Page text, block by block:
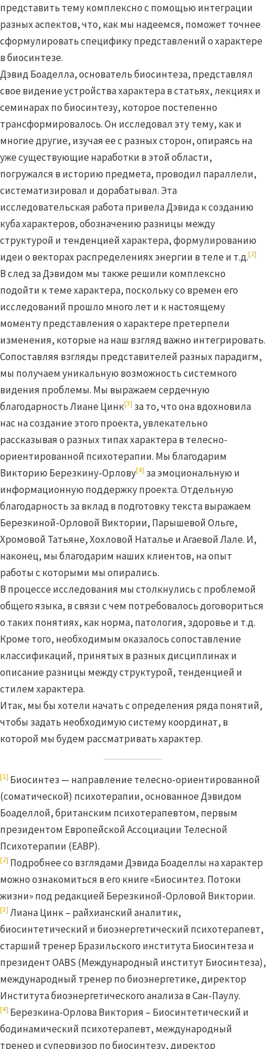
представить тему комплексно с помощью интеграции
разных аспектов, что, как мы надеемся, поможет точнее
сформулировать специфику представлений о характере
в биосинтезе.
Дэвид Боаделла, основатель биосинтеза, представлял
свое видение устройства характера в статьях, лекциях и
семинарах по биосинтезу, которое постепенно
трансформировалось. Он исследовал эту тему, как и
многие другие, изучая ее с разных сторон, опираясь на
уже существующие наработки в этой области,
погружался в историю предмета, проводил параллели,
систематизировал и дорабатывал. Эта
исследовательская работа привела Дэвида к созданию
куба характеров, обозначению разницы между
структурой и тенденцией характера, формулированию
идеи о векторах распределениях энергии в теле и т.д.[2]
В след за Дэвидом мы также решили комплексно
подойти к теме характера, поскольку со времен его
исследований прошло много лет и к настоящему
моменту представления о характере претерпели
изменения, которые на наш взгляд важно интегрировать.
Сопоставляя взгляды представителей разных парадигм,
мы получаем уникальную возможность системного
видения проблемы. Мы выражаем сердечную
благодарность Лиане Цинк[3] за то, что она вдохновила
нас на создание этого проекта, увлекательно
рассказывая о разных типах характера в телесно-
ориентированной психотерапии. Мы благодарим
Викторию Березкину-Орлову[4] за эмоциональную и
информационную поддержку проекта. Отдельную
благодарность за вклад в подготовку текста выражаем
Березкиной-Орловой Виктории, Парышевой Ольге,
Хромовой Татьяне, Хохловой Наталье и Агаевой Лале. И,
наконец, мы благодарим наших клиентов, на опыт
работы с которыми мы опирались.
В процессе исследования мы столкнулись с проблемой
общего языка, в связи с чем потребовалось договориться
о таких понятиях, как норма, патология, здоровье и т.д.
Кроме того, необходимым оказалось сопоставление
классификаций, принятых в разных дисциплинах и
описание разницы между структурой, тенденцией и
стилем характера.
Итак, мы бы хотели начать с определения ряда понятий,
чтобы задать необходимую систему координат, в
которой мы будем рассматривать характер.
[1] Биосинтез — направление телесно-ориентированной
(соматической) психотерапии, основанное Дэвидом
Боаделлой, британским психотерапевтом, первым
президентом Европейской Ассоциации Телесной
Психотерапии (EABP).
[2] Подробнее со взглядами Дэвида Боаделлы на характер
можно ознакомиться в его книге «Биосинтез. Потоки
жизни» под редакцией Березкиной-Орловой Виктории.
[3] Лиана Цинк – райхианский аналитик,
биосинтетический и биоэнергетический психотерапевт,
старший тренер Бразильского института Биосинтеза и
президент OABS (Международный институт Биосинтеза),
международный тренер по биоэнергетике, директор
Института биоэнергетического анализа в Сан-Паулу.
[4] Березкина-Орлова Виктория – Биосинтетический и
бодинамический психотерапевт, международный
тренер и супервизор по биосинтезу, директор